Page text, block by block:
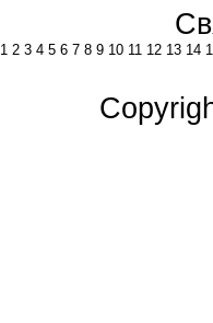
1 2 3 4 5 6 7 8 9 10 11 12 13 14